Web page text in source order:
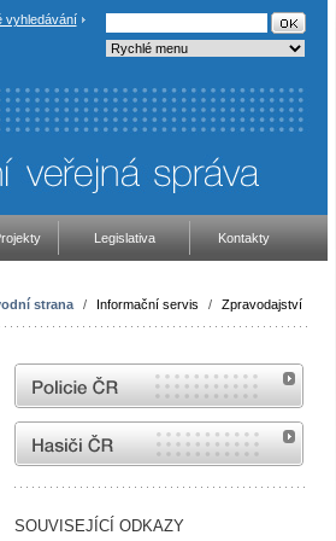
vyhledávání
Legislativa Kontakty
strana / Informační servis / Zpravodajství
internetové stránky Policie ČR
internetové stránky Hasiči ČR
SOUVISEJÍCÍ ODKAZY